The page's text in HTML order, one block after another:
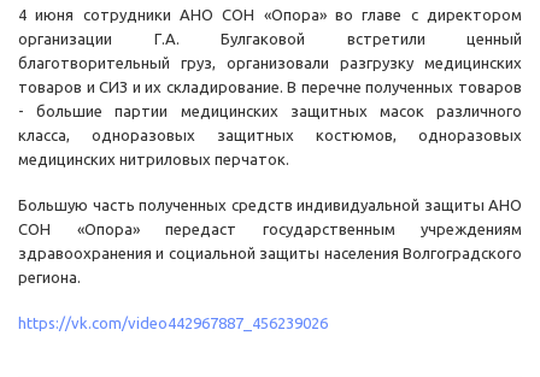
4 июня сотрудники АНО СОН «Опора» во главе с директором
организации Г.А. Булгаковой встретили ценный
благотворительный груз, организовали разгрузку медицинских
товаров и СИЗ и их складирование. В перечне полученных товаров
- большие партии медицинских защитных масок различного
класса, одноразовых защитных костюмов, одноразовых
медицинских нитриловых перчаток.
Большую часть полученных средств индивидуальной защиты АНО
СОН «Опора» передаст государственным учреждениям
здравоохранения и социальной защиты населения Волгоградского
региона.
https://vk.com/video442967887_456239026